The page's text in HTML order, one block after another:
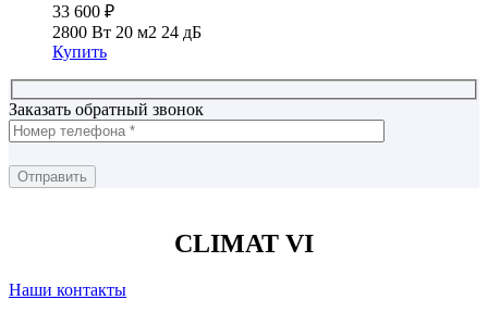
33 600 ₽
2800 Вт 20 м2 24 дБ
Купить
Заказать обратный звонок
CLIMAT VI
Наши контакты